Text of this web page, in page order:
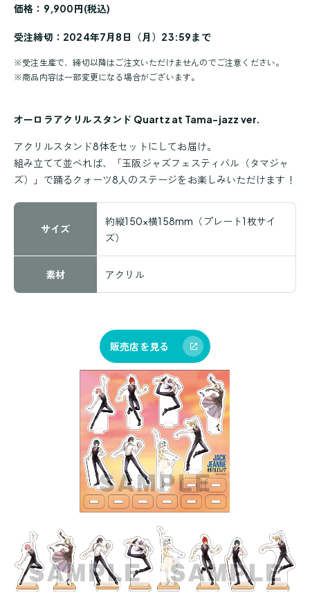
価格：9,900円(税込)
受注締切：2024年7月8日（月）23:59まで
※受注生産で、締切以降はご注文いただけませんのでご注意ください。
※商品内容は一部変更になる場合がございます。
オーロラアクリルスタンド Quartz at Tama-jazz ver.
アクリルスタンド8体をセットにしてお届け。
組み立てて並べれば、「玉阪ジャズフェスティバル（タマジャ
ズ）」で踊るクォーツ8人のステージをお楽しみいただけます！
サイズ
約縦150×横158mm（プレート1枚サイ
ズ）
素材 アクリル
販売店を見る